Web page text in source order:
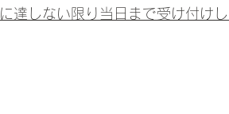
達しない限り当日まで受け付け